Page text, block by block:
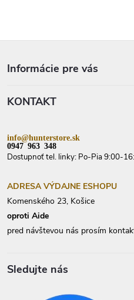
Informácie pre vás
KONTAKT
info@hunterstore.sk
0947 963 348
Dostupnoť tel. linky: Po-Pia 9:00-
ADRESA VÝDAJNE ESHOPU
Komenského 23, Košice
oproti Aide
pred návštevou nás prosím
Sledujte nás